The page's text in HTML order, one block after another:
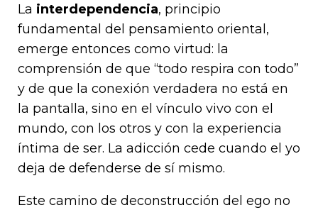
La interdependencia, principio
fundamental del pensamiento oriental,
emerge entonces como virtud: la
comprensión de que “todo respira con todo”
y de que la conexión verdadera no está en
la pantalla, sino en el vínculo vivo con el
mundo, con los otros y con la experiencia
íntima de ser. La adicción cede cuando el yo
deja de defenderse de sí mismo.
Este camino de deconstrucción del ego no